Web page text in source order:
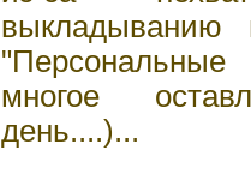
"Персональные
многое
день....)...